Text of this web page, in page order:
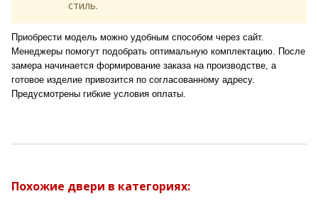
стиль.
Приобрести модель можно удобным способом через сайт.
Менеджеры помогут подобрать оптимальную комплектацию. После
замера начинается формирование заказа на производстве, а
готовое изделие привозится по согласованному адресу.
Предусмотрены гибкие условия оплаты.
Похожие двери в категориях: